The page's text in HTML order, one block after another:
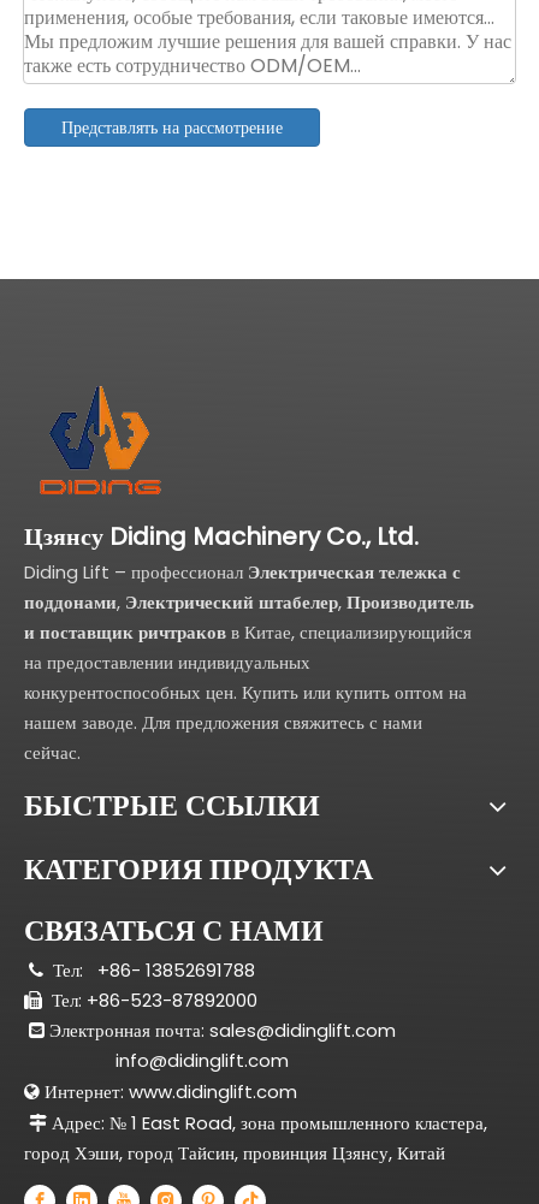
Представлять на рассмотрение
Цзянсу Diding Machinery Co., Ltd.
Diding Lift – профессионал Электрическая тележка с
поддонами, Электрический штабелер,Производитель
и поставщик ричтраковв Китае, специализирующийся
на предоставлении индивидуальных
конкурентоспособных цен. Купить или купить оптом на
нашем заводе. Для предложения свяжитесь с нами
сейчас.
БЫСТРЫЕ ССЫЛКИ
КАТЕГОРИЯ ПРОДУКТА
СВЯЗАТЬСЯ С НАМИ
 Тел: +86- 13852691788
 Тел: +86-523-87892000
 Электронная почта: sales@didinglift.com
info@didinglift.com
 Интернет: www.didinglift.com
 Адрес: № 1 East Road, зона промышленного кластера,
город Хэши, город Тайсин, провинция Цзянсу, Китай